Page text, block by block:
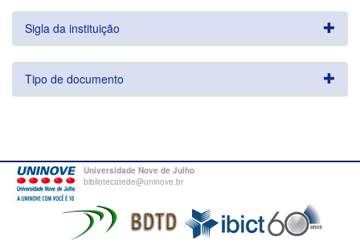
Sigla da instituição
Tipo de documento
Universidade Nove de Julho
bibliotecatede@uninove.br